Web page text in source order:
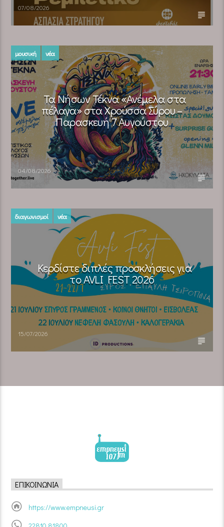
07/08/2026
μουσική νέα
Τα Νήσων Τέκνα «Ανέμελα στα
πέλαγα» στα Χρούσσα Σύρου –
Παρασκευή 7 Αυγούστου
04/08/2026
διαγωνισμοί νέα
Κερδίστε διπλές προσκλήσεις για
το AVLI FEST 2026
15/07/2026
ΕΠΙΚΟΙΝΩΝΊΑ
https://www.empneusi.gr